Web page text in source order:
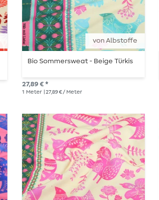
von Albstoffe
Bio Sommersweat - Beige Türkis
27,89 € *
1 Meter | 27,89 € / Meter